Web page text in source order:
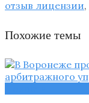
отзыв лицензии,
Похожие темы